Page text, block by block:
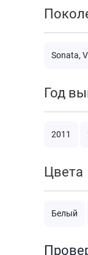
Sonata,
Год
2011
Цвета
Белый